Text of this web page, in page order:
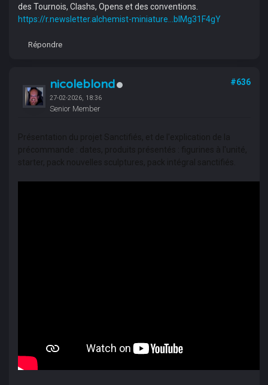
des Tournois, Clashs, Opens et des conventions.
https://r.newsletter.alchemist-miniature...bIMg31F4gY
Répondre
nicoleblond
27-02-2026, 18:36
Senior Member
#636
Présentation du projet Sanctifiés, et de l'explication de la
précommande : dates, produits présentés : figurines à l'unité,
starter, pack nouvelles sculptures, pack intégral sanctifiés.